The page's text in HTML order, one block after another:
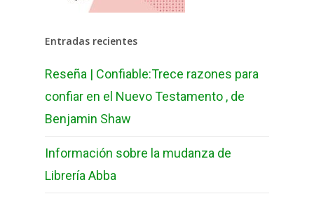
Entradas recientes
Reseña | Confiable:Trece razones para
confiar en el Nuevo Testamento , de
Benjamin Shaw
Información sobre la mudanza de
Librería Abba